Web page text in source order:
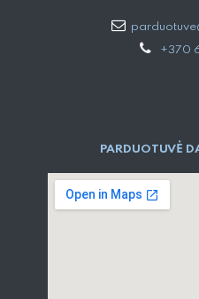
+370
PARDUOTUVĖ